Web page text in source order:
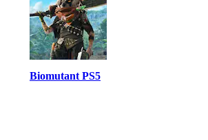
Biomutant PS5